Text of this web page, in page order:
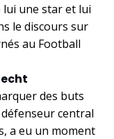
lui une star et lui
le discours sur
au Football
des buts
central
a eu un moment